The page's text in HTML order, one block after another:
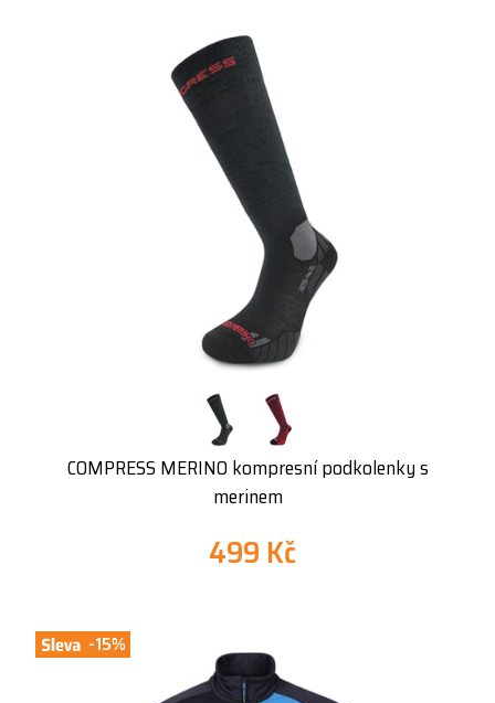
COMPRESS MERINO kompresní podkolenky s
merinem
499 Kč
-15%